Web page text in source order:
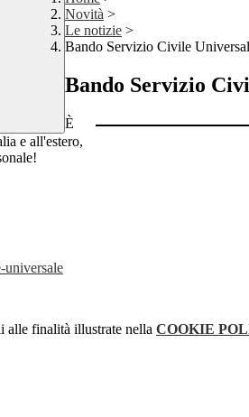
Novità >
Le notizie >
Bando Servizio Civile
Bando Servizio
È
e all'estero,
universale
alle finalità illustrate nella COOKIE